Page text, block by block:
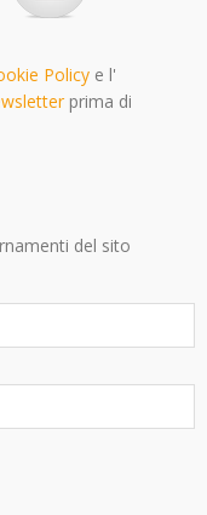
Policy e l'
prima di
del sito